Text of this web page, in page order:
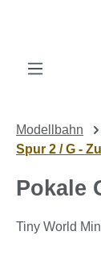
Zum Hauptinhalt
Modellbahn
Spur 2 / G -
Pokale
Tiny World